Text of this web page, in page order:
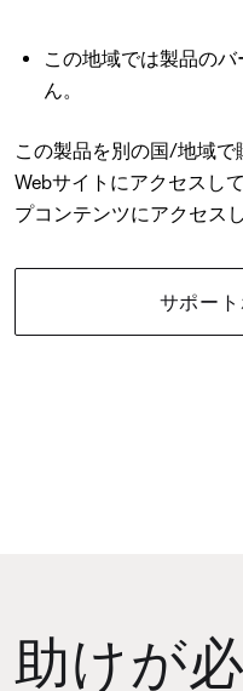
この地域では製品の
ん。
この製品を別の国/地域
Webサイトにアクセスし
プコンテンツにアクセス
サポー
助けが